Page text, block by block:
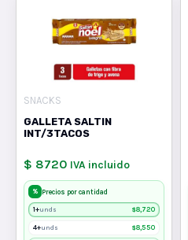
SNACKS
GALLETA SALTIN
INT/3TACOS
$ 8720 IVA incluido
% Precios por cantidad
1+unds $8,720
4+unds $8,550